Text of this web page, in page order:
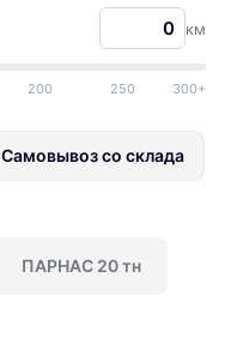
км
200 250 300+
Самовывоз со склада
ПАРНАС 20 тн